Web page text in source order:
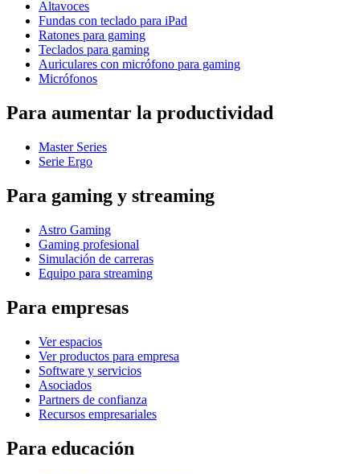
Altavoces
Fundas con teclado para iPad
Ratones para gaming
Teclados para gaming
Auriculares con micrófono para gaming
Micrófonos
Para aumentar la productividad
Master Series
Serie Ergo
Para gaming y streaming
Astro Gaming
Gaming profesional
Simulación de carreras
Equipo para streaming
Para empresas
Ver espacios
Ver productos para empresa
Software y servicios
Asociados
Partners de confianza
Recursos empresariales
Para educación